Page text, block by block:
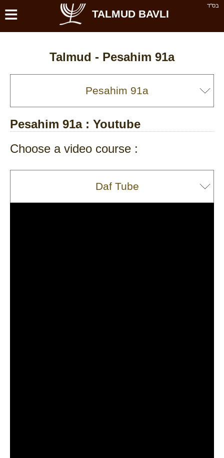
בס''ד ≡ TALMUD BAVLI
Talmud - Pesahim 91a
Pesahim 91a: Youtube
Choose a video course :